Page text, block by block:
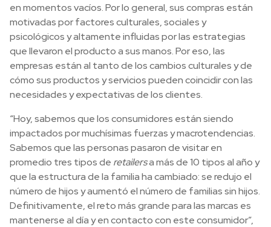
en momentos vacíos. Por lo general, sus compras están
motivadas por factores culturales, sociales y
psicológicos y altamente influidas por las estrategias
que llevaron el producto a sus manos. Por eso, las
empresas están al tanto de los cambios culturales y de
cómo sus productos y servicios pueden coincidir con las
necesidades y expectativas de los clientes.
“Hoy, sabemos que los consumidores están siendo
impactados por muchísimas fuerzas y macrotendencias.
Sabemos que las personas pasaron de visitar en
promedio tres tipos de retailersa más de 10 tipos al año y
que la estructura de la familia ha cambiado: se redujo el
número de hijos y aumentó el número de familias sin hijos.
Definitivamente, el reto más grande para las marcas es
mantenerse al día y en contacto con este consumidor”,